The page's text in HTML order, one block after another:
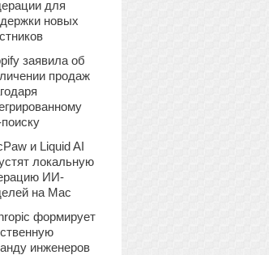
для
новых
заявила об
продаж
и Liquid AI
локальную
ИИ-
на Mac
формирует
инженеров